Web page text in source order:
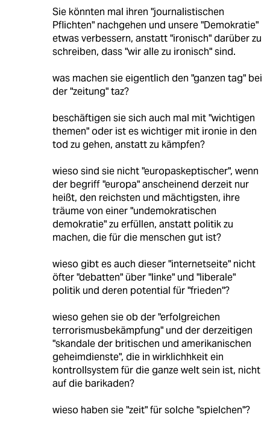
Sie könnten mal ihren "journalistischen
Pflichten" nachgehen und unsere "Demokratie"
etwas verbessern, anstatt "ironisch" darüber zu
schreiben, dass "wir alle zu ironisch" sind.
was machen sie eigentlich den "ganzen tag" bei
der "zeitung" taz?
beschäftigen sie sich auch mal mit "wichtigen
themen" oder ist es wichtiger mit ironie in den
tod zu gehen, anstatt zu kämpfen?
wieso sind sie nicht "europaskeptischer", wenn
der begriff "europa" anscheinend derzeit nur
heißt, den reichsten und mächtigsten, ihre
träume von einer "undemokratischen
demokratie" zu erfüllen, anstatt politik zu
machen, die für die menschen gut ist?
wieso gibt es auch dieser "internetseite" nicht
öfter "debatten" über "linke" und "liberale"
politik und deren potential für "frieden"?
wieso gehen sie ob der "erfolgreichen
terrorismusbekämpfung" und der derzeitigen
"skandale der britischen und amerikanischen
geheimdienste", die in wirklichhkeit ein
kontrollsystem für die ganze welt sein ist, nicht
auf die barikaden?
wieso haben sie "zeit" für solche "spielchen"?